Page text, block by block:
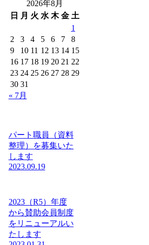
2026年8月
日
月 火 水 木 金 土
1
2
3 4 5 6 7
8
9
10 11 12 13 14 15
16 17 18 19 20 21 22
23 24 25 26 27 28 29
30 31
« 7月
パート職員（資料
整理）を募集いた
します
2023.09.19
2023（R5）年度
から賛助会員制度
をリニューアルい
たします